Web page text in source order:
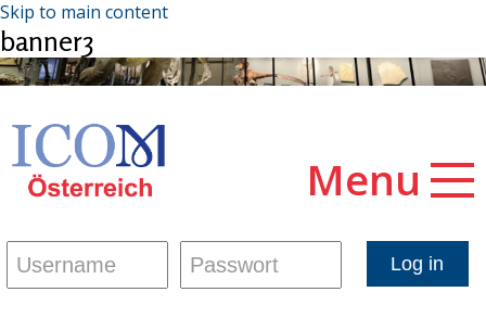
Skip to main content
banner3
Menu